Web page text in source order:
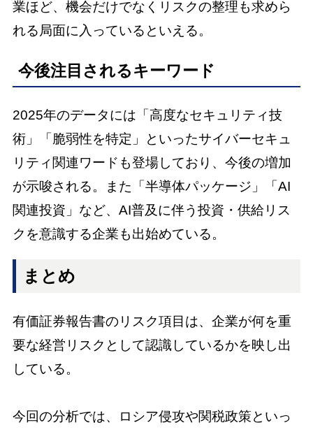
業ほど、機会だけでなくリスクの整理も求めら
れる局面に入っているといえる。
今後注目されるキーワード
2025年のデータには「高度なセキュリティ技
術」「脆弱性を特定」といったサイバーセキュ
リティ関連ワードも登場しており、今後の増加
が示唆される。また「半導体パッケージ」「AI
関連投資」など、AI普及に伴う投資・供給リス
クを意識する企業も出始めている。
まとめ
有価証券報告書のリスク項目は、企業が何を重
要な経営リスクとして認識しているかを映し出
している。
今回の分析では、ロシア侵攻や関税政策といっ